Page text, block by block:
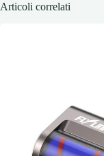
Articoli correlati